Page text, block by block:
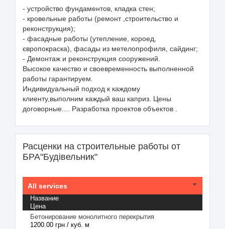
- устройство фундаментов, кладка стен;
- кровельные работы (ремонт ,строительство и
реконструкция);
- фасадные работы (утепление, короед,
європокраска), фасады из метелопрофиля, сайдинг;
- Демонтаж и реконструкция сооружений.
Высокое качество и своевременность выполненной
работы гарантируем.
Индивидуальный подход к каждому
клиенту,выполним каждый ваш каприз. Цены
договорные.... Разработка проектов объектов .
Расценки на строительные работы от
БРА"Будівельник"
All services
Название
Цена
Бетонирование монолитного перекрытия
1200.00 грн / куб. м